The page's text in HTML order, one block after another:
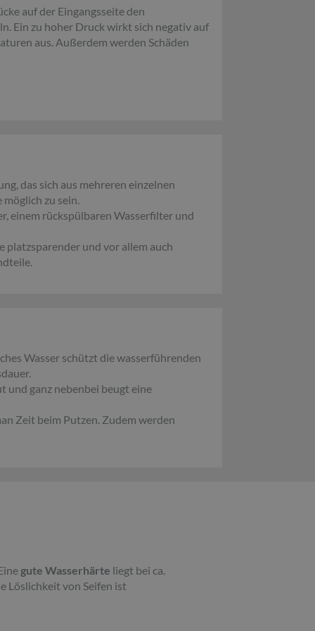
auf der Eingangsseite den
Ein zu hoher Druck wirkt sich negativ auf
aus. Außerdem werden Schäden
das sich aus mehreren einzelnen
zu sein.
einem rückspülbaren Wasserfilter und
platzsparender und vor allem auch
Wasser schützt die wasserführenden
und ganz nebenbei beugt eine
Zeit beim Putzen. Zudem werden
Eine gute Wasserhärte liegt bei ca.
Löslichkeit von Seifen ist